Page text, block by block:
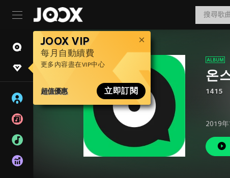
JOOX VIP
每月自動續費
更多內容盡在VIP中心
超值優惠 立即訂閱
온
1415
2019